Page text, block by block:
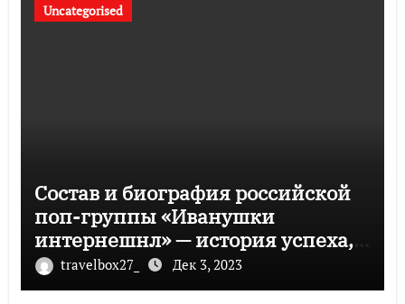
Uncategorised
Состав и биография российской
поп-группы «Иванушки
интернешнл» — история успеха,
музыка и судьбы участников
travelbox27_ Дек 3, 2023